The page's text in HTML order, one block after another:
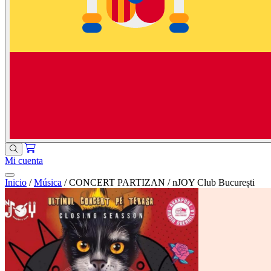
Mi cuenta
Inicio / Música / CONCERT PARTIZAN / nJOY Club București